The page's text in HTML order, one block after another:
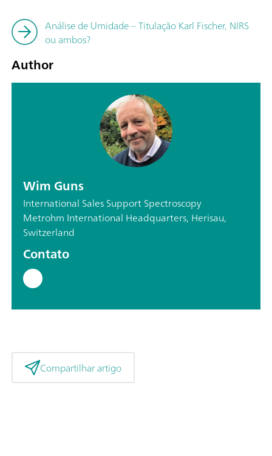
Análise de Umidade – Titulação Karl Fischer, NIRS
ou ambos?
Author
Wim Guns
International Sales Support Spectroscopy
Metrohm International Headquarters, Herisau,
Switzerland
Contato
Compartilhar artigo